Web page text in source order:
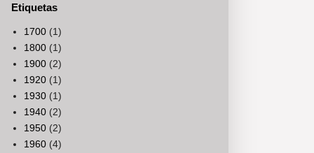
Etiquetas
1700 (1)
1800 (1)
1900 (2)
1920 (1)
1930 (1)
1940 (2)
1950 (2)
1960 (4)